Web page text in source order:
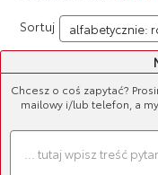
Sortuj
LISTA
Chcesz o coś zapytać?
mailowy i/lub telefon, a